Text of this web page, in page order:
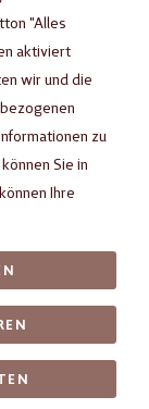
"Alles
aktiviert
wir und die
zu
Sie in
Ihre